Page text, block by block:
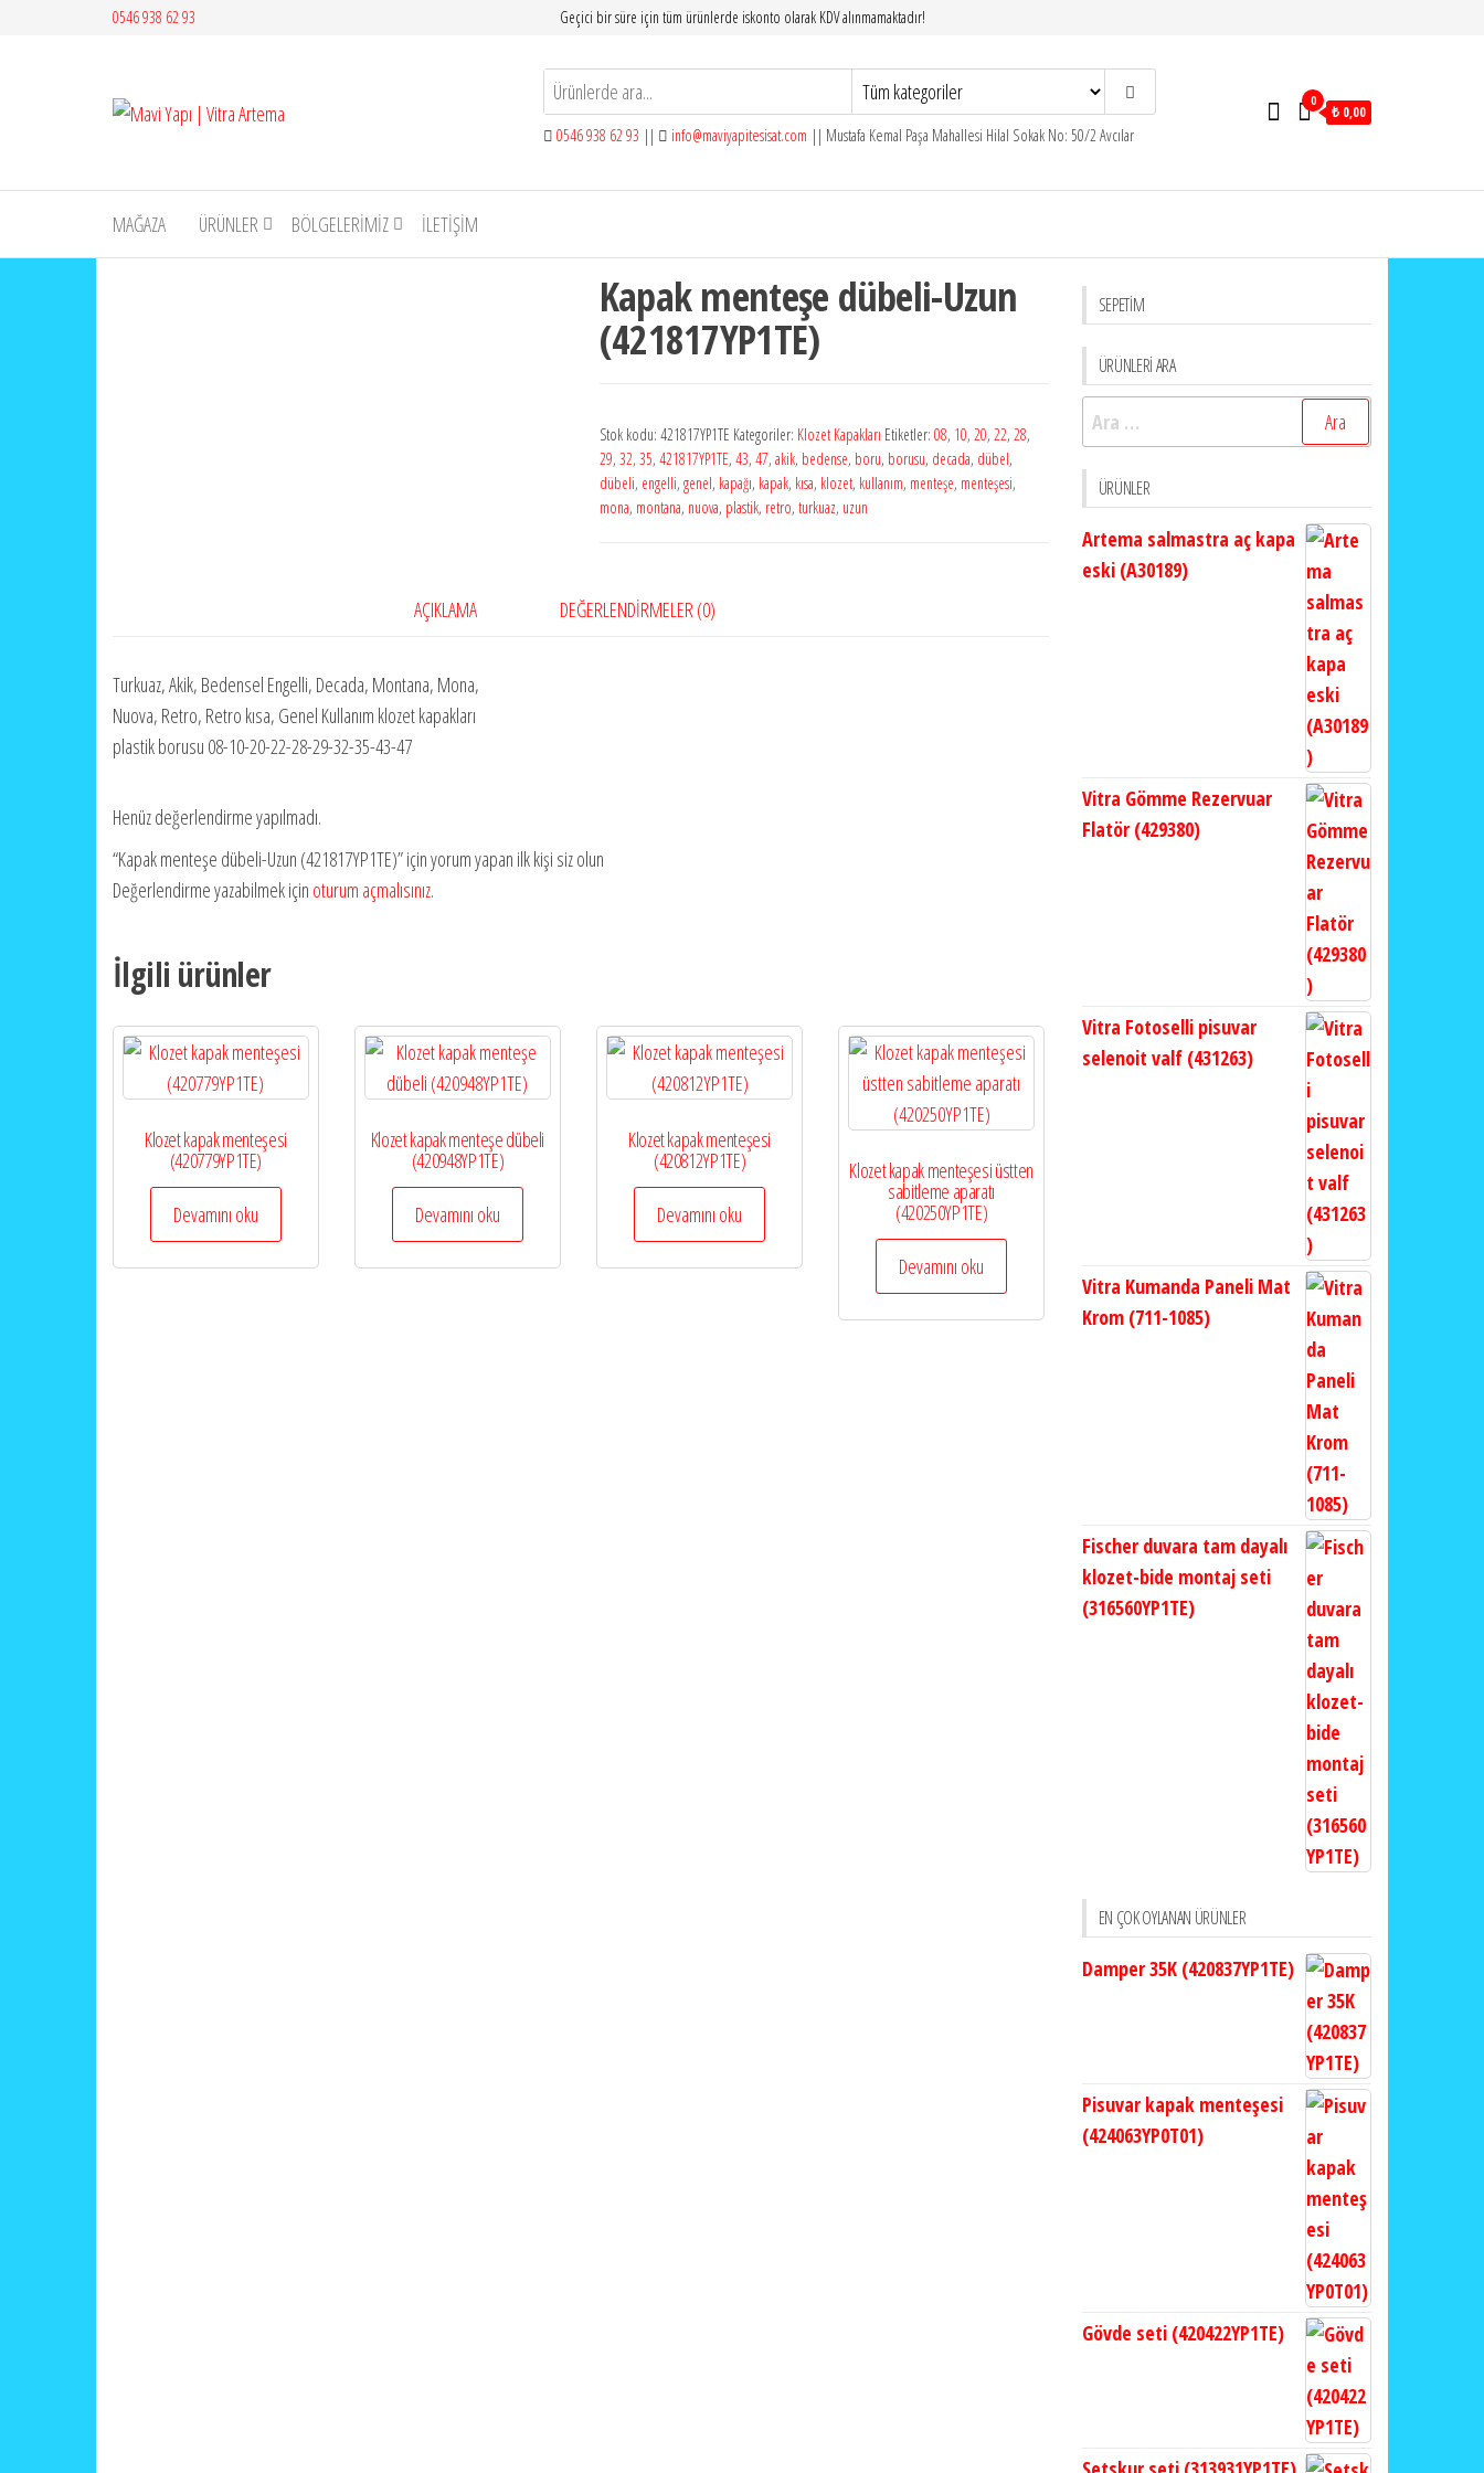
0546 938 62 93 Geçici bir süre için tüm ürünlerde iskonto olarak KDV alınmamaktadır!
Vitra
Artema
0546 938 62 93 || info@maviyapitesisat.com || Mustafa Kemal Paşa Mahallesi Hilal Sokak No: 50/2 Avcılar
0
₺ 0,00
MAĞAZA ÜRÜNLER BÖLGELERİMİZ İLETIŞIM
Kapak menteşe dübeli-Uzun
(421817YP1TE)
Stok kodu: 421817YP1TE Kategoriler: Klozet Kapakları Etiketler: 08, 10, 20, 22, 28,
29, 32, 35, 421817YP1TE, 43, 47, akik, bedense, boru, borusu, decada, dübel,
dübeli, engelli, genel, kapağı, kapak, kısa, klozet, kullanım, menteşe, menteşesi,
mona, montana, nuova, plastik, retro, turkuaz, uzun
AÇIKLAMA DEĞERLENDIRMELER (0)
Turkuaz, Akik, Bedensel Engelli, Decada, Montana, Mona,
Nuova, Retro, Retro kısa, Genel Kullanım klozet kapakları
plastik borusu 08-10-20-22-28-29-32-35-43-47
Henüz değerlendirme yapılmadı.
“Kapak menteşe dübeli-Uzun (421817YP1TE)” için yorum yapan ilk kişi siz olun
Değerlendirme yazabilmek için oturum açmalısınız.
İlgili ürünler
Klozet kapak menteşesi
(420779YP1TE)
Devamını oku
Klozet kapak menteşe dübeli
(420948YP1TE)
Devamını oku
Klozet kapak menteşesi
(420812YP1TE)
Devamını oku
Klozet kapak menteşesi üstten
sabitleme aparatı
(420250YP1TE)
Devamını oku
SEPETİM
ÜRÜNLERİ ARA
Arama:
ÜRÜNLER
Artema salmastra aç kapa
eski (A30189)
Vitra Gömme Rezervuar
Flatör (429380)
Vitra Fotoselli pisuvar
selenoit valf (431263)
Vitra Kumanda Paneli Mat
Krom (711-1085)
Fischer duvara tam dayalı
klozet-bide montaj seti
(316560YP1TE)
EN ÇOK OYLANAN ÜRÜNLER
Damper 35K (420837YP1TE)
Pisuvar kapak menteşesi
(424063YP0T01)
Gövde seti (420422YP1TE)